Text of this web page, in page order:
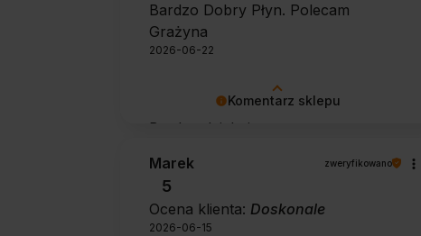
Komentarz sklepu
Bardzo dziękujemy za pozytywną
zapewniał doskonałe efekty przy
każdym użyciu.
Bardzo Dobry Płyn. Polecam
Grażyna
2026-06-22
Marek zweryfikowano
5
Ocena klienta: Doskonale
2026-06-15